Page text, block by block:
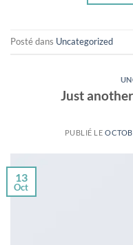
Posté dans Uncategorized
Just
PUBLIÉ LE
13
Oct